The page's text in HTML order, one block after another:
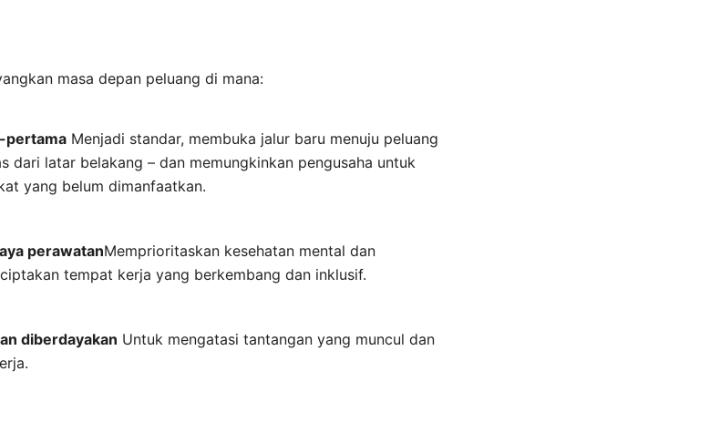
masa depan peluang di mana:
pertama Menjadi standar, membuka jalur baru menuju peluang
dari latar belakang – dan memungkinkan pengusaha untuk
yang belum dimanfaatkan.
perawatanMemprioritaskan kesehatan mental dan
tempat kerja yang berkembang dan inklusif.
diberdayakan Untuk mengatasi tantangan yang muncul dan